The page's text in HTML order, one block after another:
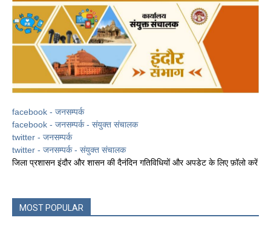
facebook - जनसम्पर्क
facebook - जनसम्पर्क - संयुक्त संचालक
twitter - जनसम्पर्क
twitter - जनसम्पर्क - संयुक्त संचालक
जिला प्रशासन इंदौर और शासन की दैनंदिन गतिविधियों और अपडेट के लिए फ़ॉलो करें
MOST POPULAR